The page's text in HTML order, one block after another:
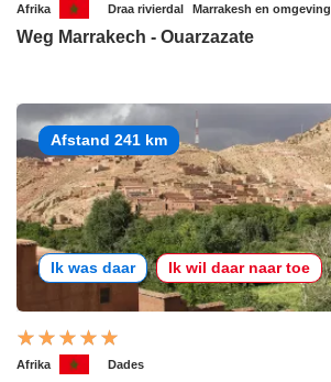
Afrika Draa rivierdal Marrakesh en omgeving
Weg Marrakech - Ouarzazate
Afstand 241 km
Ik was daar Ik wil daar naar toe
Afrika Dades